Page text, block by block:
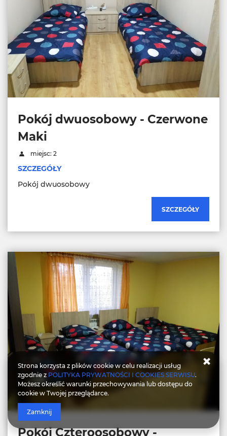
Pokój dwuosobowy - Czerwone
Maki
miejsc: 2
SZCZEGÓŁY
Pokój dwuosobowy
SZCZEGÓŁY
Pokój Czteroosobowy -
Strona korzysta z plików cookie w celu realizacji usług
zgodnie z POLITYKA PRYWATNOŚCI I COOKIES SERWISU.
Możesz określić warunki przechowywania lub dostępu do
cookie w Twojej przeglądarce.
Zamknij